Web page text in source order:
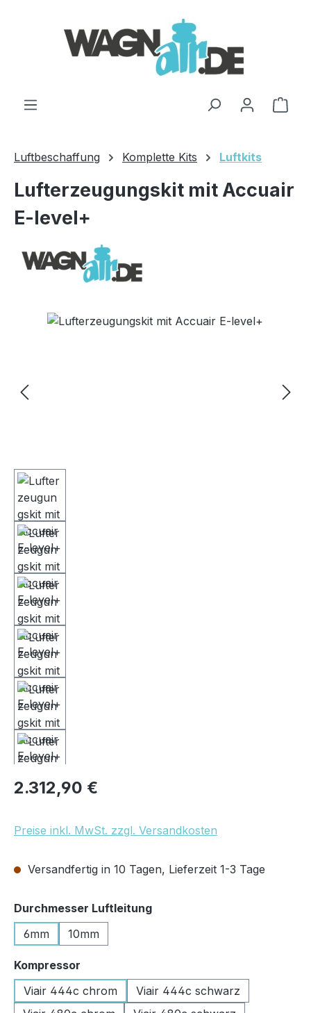
Luftbeschaffung Komplette Kits Luftkits
Lufterzeugungskit mit Accuair
E-level+
Bildergalerie überspringen
Regulärer Preis:
2.312,90 €
Preise inkl. MwSt. zzgl. Versandkosten
Versandfertig in 10 Tagen, Lieferzeit 1-3 Tage
Durchmesser Luftleitungauswählen
6mm
10mm
Kompressor
Viair 444c chrom
Viair 444c schwarz